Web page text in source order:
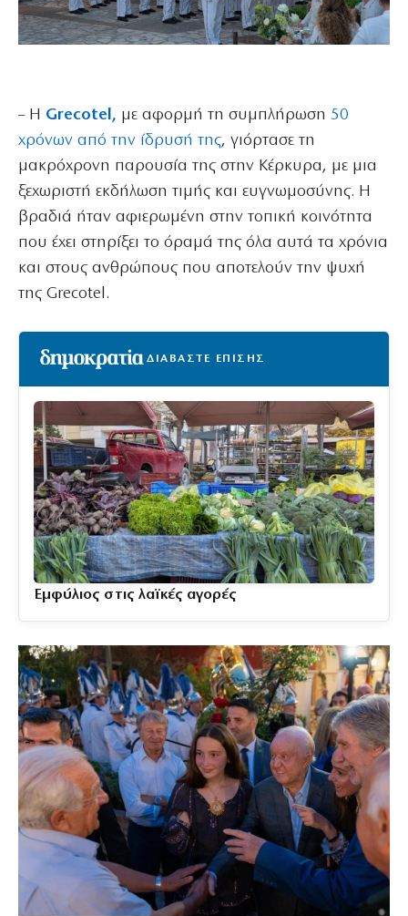
– Η Grecotel, με αφορμή τη συμπλήρωση 50
χρόνων από την ίδρυσή της, γιόρτασε τη
μακρόχρονη παρουσία της στην Κέρκυρα, με μια
ξεχωριστή εκδήλωση τιμής και ευγνωμοσύνης. Η
βραδιά ήταν αφιερωμένη στην τοπική κοινότητα
που έχει στηρίξει το όραμά της όλα αυτά τα χρόνια
και στους ανθρώπους που αποτελούν την ψυχή
της Grecotel.
ΔΙΑΒΑΣΤΕ ΕΠΙΣΗΣ
Εμφύλιος στις λαϊκές αγορές